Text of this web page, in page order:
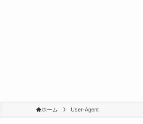
ホーム User-Agent